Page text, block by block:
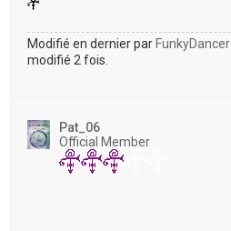
Modifié en dernier par FunkyDancer
modifié 2 fois.
Pat_06
Official Member